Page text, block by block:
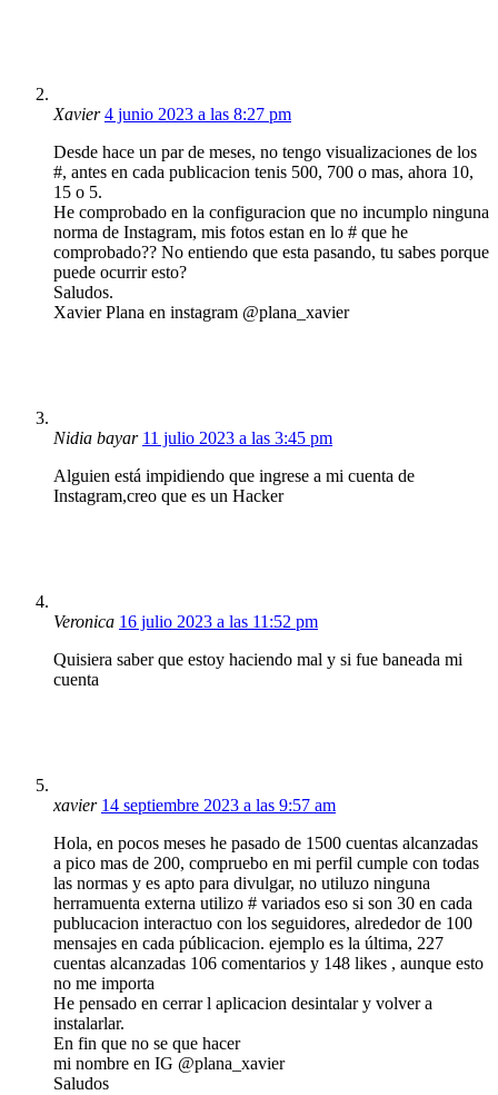
Xavier 4 junio 2023 a las 8:27 pm
Desde hace un par de meses, no tengo visualizaciones de los
#, antes en cada publicacion tenis 500, 700 o mas, ahora 10,
15 o 5.
He comprobado en la configuracion que no incumplo ninguna
norma de Instagram, mis fotos estan en lo # que he
comprobado?? No entiendo que esta pasando, tu sabes porque
puede ocurrir esto?
Saludos.
Xavier Plana en instagram @plana_xavier
Nidia bayar 11 julio 2023 a las 3:45 pm
Alguien está impidiendo que ingrese a mi cuenta de
Instagram,creo que es un Hacker
Veronica 16 julio 2023 a las 11:52 pm
Quisiera saber que estoy haciendo mal y si fue baneada mi
cuenta
xavier 14 septiembre 2023 a las 9:57 am
Hola, en pocos meses he pasado de 1500 cuentas alcanzadas
a pico mas de 200, compruebo en mi perfil cumple con todas
las normas y es apto para divulgar, no utiluzo ninguna
herramuenta externa utilizo # variados eso si son 30 en cada
publucacion interactuo con los seguidores, alrededor de 100
mensajes en cada públicacion. ejemplo es la última, 227
cuentas alcanzadas 106 comentarios y 148 likes , aunque esto
no me importa
He pensado en cerrar l aplicacion desintalar y volver a
instalarlar.
En fin que no se que hacer
mi nombre en IG @plana_xavier
Saludos